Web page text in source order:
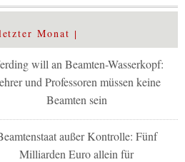
Monat
will an Beamten-Wasserkopf:
und Professoren müssen keine
Beamten sein
außer Kontrolle: Fünf
Milliarden Euro allein für